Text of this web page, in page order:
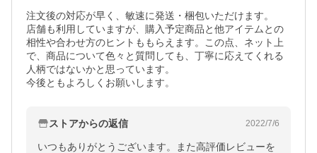
注文後の対応が早く、敏速に発送・梱包いただけます。
店舗も利用していますが、購入予定商品と他アイテムとの
相性や合わせ方のヒントももらえます。この点、ネット上
で、商品について色々と質問しても、丁寧に応えてくれる
人柄ではないかと思っています。
今後ともよろしくお願いします。
ストアからの返信 2022/7/6
いつもありがとうございます。また高評価レビューを